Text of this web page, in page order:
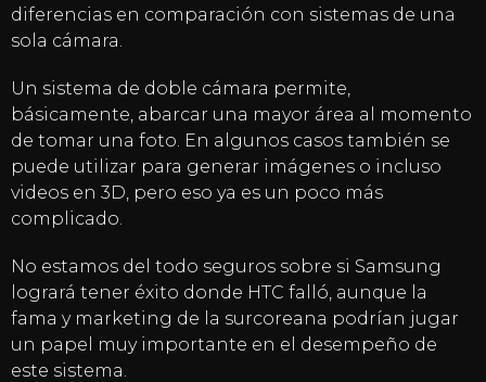
diferencias en comparación con sistemas de una
sola cámara.
Un sistema de doble cámara permite,
básicamente, abarcar una mayor área al momento
de tomar una foto. En algunos casos también se
puede utilizar para generar imágenes o incluso
videos en 3D, pero eso ya es un poco más
complicado.
No estamos del todo seguros sobre si Samsung
logrará tener éxito donde HTC falló, aunque la
fama y marketing de la surcoreana podrían jugar
un papel muy importante en el desempeño de
este sistema.